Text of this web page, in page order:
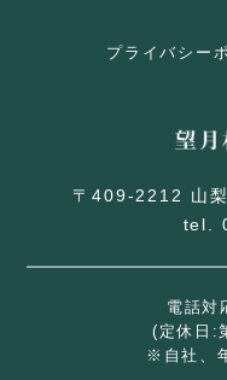
〒409-2212 山
tel.
電話対
(定休日:
※自社、
プライバシー